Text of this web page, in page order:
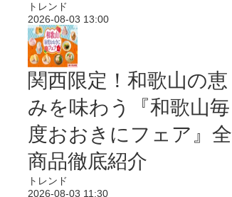
トレンド
2026-08-03 13:00
関西限定！和歌山の恵
みを味わう『和歌山毎
度おおきにフェア』全
商品徹底紹介
トレンド
2026-08-03 11:30